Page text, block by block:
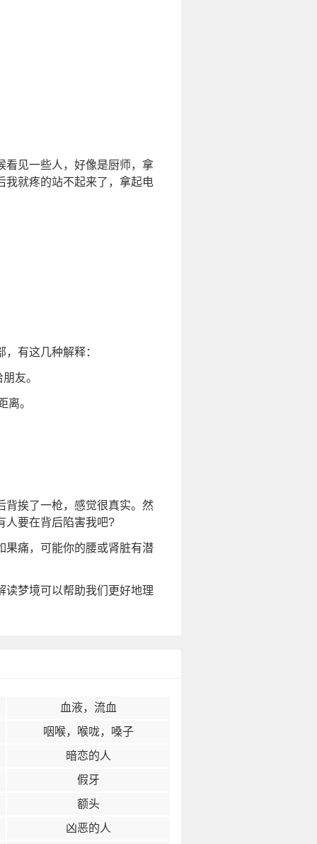
看见一些人，好像是厨师，拿
我就疼的站不起来了，拿起电
有这几种解释：
友。
离。
背挨了一枪，感觉很真实。然
人要在背后陷害我吧?
果痛，可能你的腰或肾脏有潜
读梦境可以帮助我们更好地理
血液，流血
咽喉，喉咙，嗓子
暗恋的人
假牙
额头
凶恶的人